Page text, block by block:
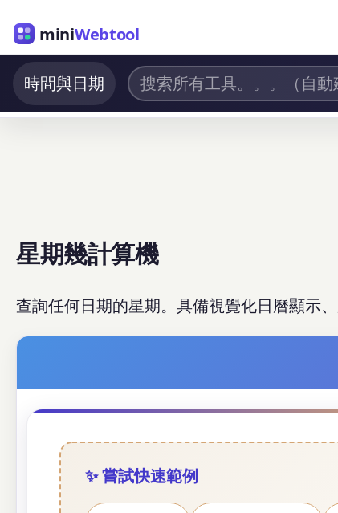
miniWebtool
時間與日期
星期幾計算機
查詢任何日期的星期。具備視覺化日曆顯示
✨ 嘗試快速範例